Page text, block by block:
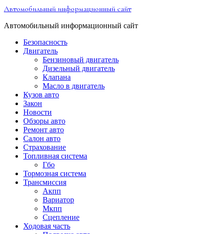
Перейти
содержимому
Автомобильный информационный сайт
Автомобильный информационный сайт
Безопасность
Двигатель
Бензиновый двигатель
Дизельный двигатель
Клапана
Масло в двигатель
Кузов авто
Закон
Новости
Обзоры авто
Ремонт авто
Салон авто
Страхование
Топливная система
Гбо
Тормозная система
Трансмиссия
Акпп
Вариатор
Мкпп
Сцепление
Ходовая часть